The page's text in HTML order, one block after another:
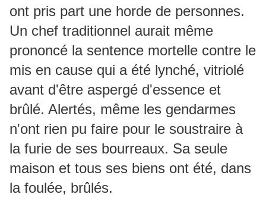
ont pris part une horde de personnes.
Un chef traditionnel aurait même
prononcé la sentence mortelle contre le
mis en cause qui a été lynché, vitriolé
avant d'être aspergé d'essence et
brûlé. Alertés, même les gendarmes
n'ont rien pu faire pour le soustraire à
la furie de ses bourreaux. Sa seule
maison et tous ses biens ont été, dans
la foulée, brûlés.